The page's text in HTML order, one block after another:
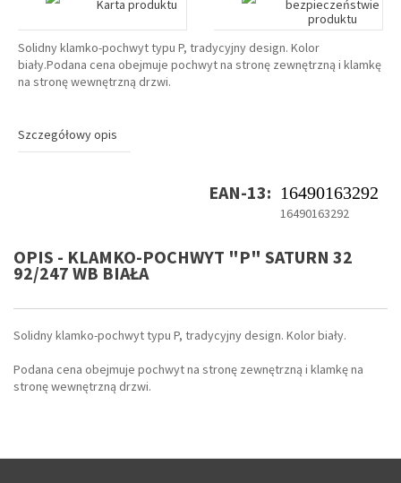
Karta produktu
bezpieczeństwie
produktu
Solidny klamko-pochwyt typu P, tradycyjny design. Kolor
biały.Podana cena obejmuje pochwyt na stronę zewnętrzną i klamkę
na stronę wewnętrzną drzwi.
Szczegółowy opis
EAN-13: 16490163292
16490163292
OPIS - KLAMKO-POCHWYT "P" SATURN 32
92/247 WB BIAŁA
Solidny klamko-pochwyt typu P, tradycyjny design. Kolor biały.
Podana cena obejmuje pochwyt na stronę zewnętrzną i klamkę na
stronę wewnętrzną drzwi.